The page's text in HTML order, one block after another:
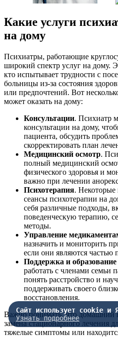
Какие услуги
на дому
Психиатры, работающие
широкий спектр услуг на дому.
кто испытывает трудности с
больницы из-за состояния
или предпочтений. Вот
может оказать на дому:
Консультации. Психиатр
консультации на дому,
пациента, обсудить
скорректировать план
Медицинский осмотр.
полный медицинский
физического здоровья и
важно при лечении
Психотерапия. Некоторые
сеансы психотерапии на
себя различные подходы,
поведенческую терапию,
методы.
Управление
назначить и мониторить
если они являются частью
Поддержка и
работать с членами семьи
понять расстройство и
поддерживать своего
восстановления.
Важно понимать, что домашний
замена стационарного лечения
тяжелые симптомы или
Сайт использует cookie и
Узнать подробнее